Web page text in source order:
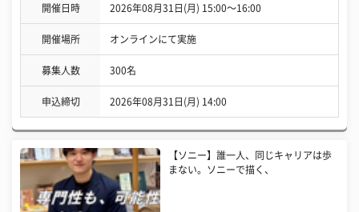
開催日時 2026年08月31日(月) 15:00〜16:00
開催場所 オンラインにて実施
募集人数 300名
申込締切 2026年08月31日(月) 14:00
【ソニー】誰一人、同じキャリアは歩
まない。ソニーで描く、